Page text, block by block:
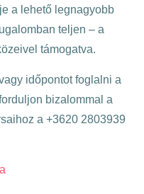
a lehető legnagyobb
teljen – a
támogatva.
időpontot foglalni a
bizalommal a
a +3620 2803939